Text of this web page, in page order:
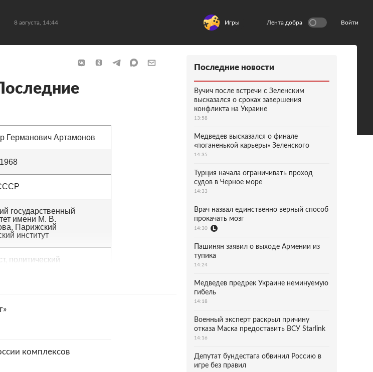
8 августа, 14:44 Игры Лента добра Войти
Германович Артамонов
государственный
имени М. В.
Парижский
институт
политический
комплексов
Последние новости
Вучич после встречи с Зеленским
высказался о сроках завершения
конфликта на Украине
13:58
Медведев высказался о финале
«поганенькой карьеры» Зеленского
14:35
Турция начала ограничивать проход
судов в Черное море
14:33
Врач назвал единственно верный способ
прокачать мозг
14:30
Пашинян заявил о выходе Армении из
тупика
14:24
Медведев предрек Украине неминуемую
гибель
14:18
Военный эксперт раскрыл причину
отказа Маска предоставить ВСУ Starlink
14:16
Депутат бундестага обвинил Россию в
игре без правил